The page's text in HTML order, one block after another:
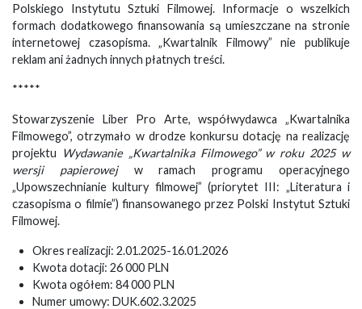
Polskiego Instytutu Sztuki Filmowej. Informacje o wszelkich
formach dodatkowego finansowania są umieszczane na stronie
internetowej czasopisma. „Kwartalnik Filmowy” nie publikuje
reklam ani żadnych innych płatnych treści.
*****
Stowarzyszenie Liber Pro Arte, współwydawca „Kwartalnika
Filmowego”, otrzymało w drodze konkursu dotację na realizację
projektu Wydawanie „Kwartalnika Filmowego” w roku 2025 w
wersji papierowejw ramach programu operacyjnego
„Upowszechnianie kultury filmowej” (priorytet III: „Literatura i
czasopisma o filmie”) finansowanego przez Polski Instytut Sztuki
Filmowej.
Okres realizacji: 2.01.2025-16.01.2026
Kwota dotacji: 26 000 PLN
Kwota ogółem: 84 000 PLN
Numer umowy: DUK.602.3.2025